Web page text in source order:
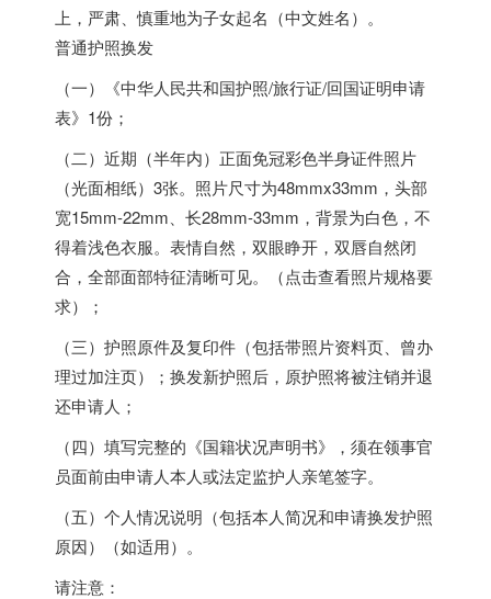
上，严肃、慎重地为子女起名（中文姓名）。
普通护照换发
（一）《中华人民共和国护照/旅行证/回国证明申请
表》1份；
（二）近期（半年内）正面免冠彩色半身证件照片
（光面相纸）3张。照片尺寸为48mmx33mm，头部
宽15mm-22mm、长28mm-33mm，背景为白色，不
得着浅色衣服。表情自然，双眼睁开，双唇自然闭
合，全部面部特征清晰可见。（点击查看照片规格要
求）；
（三）护照原件及复印件（包括带照片资料页、曾办
理过加注页）；换发新护照后，原护照将被注销并退
还申请人；
（四）填写完整的《国籍状况声明书》，须在领事官
员面前由申请人本人或法定监护人亲笔签字。
（五）个人情况说明（包括本人简况和申请换发护照
原因）（如适用）。
请注意：